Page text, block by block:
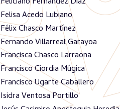
Felisa Acedo Lubiano
Félix Chasco Martínez
Fernando Villarreal Garayoa
Francisca Chasco Larraona
Francisco Ciordia Múgica
Francisco Ugarte Caballero
Isidra Ventosa Portillo